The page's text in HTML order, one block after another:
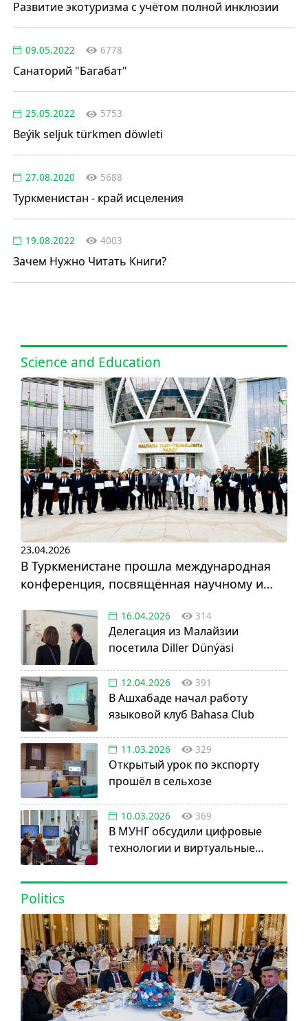
Развитие экотуризма с учётом полной инклюзии
09.05.2022 6778
Санаторий "Багабат"
25.05.2022 5753
Beýik seljuk türkmen döwleti
27.08.2020 5688
Туркменистан - край исцеления
19.08.2022 4003
Зачем Нужно Читать Книги?
Science and Education
23.04.2026
В Туркменистане прошла международная
конференция, посвящённая научному и
16.04.2026 314
Делегация из Малайзии
посетила Diller Dünýäsi
12.04.2026 391
В Ашхабаде начал работу
языковой клуб Bahasa Club
11.03.2026 329
Открытый урок по экспорту
прошёл в сельхозе
10.03.2026 369
В МУНГ обсудили цифровые
технологии и виртуальные
Politics